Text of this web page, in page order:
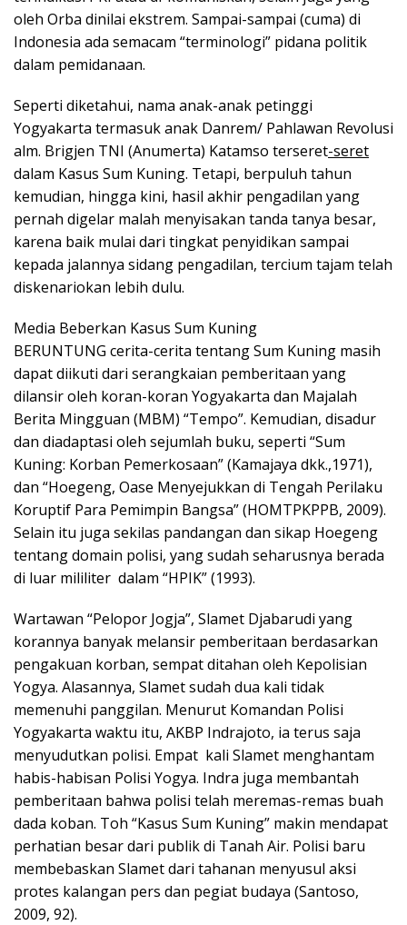
oleh Orba dinilai ekstrem. Sampai-sampai (cuma) di
Indonesia ada semacam “terminologi” pidana politik
dalam pemidanaan.
Seperti diketahui, nama anak-anak petinggi
Yogyakarta termasuk anak Danrem/ Pahlawan Revolusi
alm. Brigjen TNI (Anumerta) Katamso terseret-seret
dalam Kasus Sum Kuning. Tetapi, berpuluh tahun
kemudian, hingga kini, hasil akhir pengadilan yang
pernah digelar malah menyisakan tanda tanya besar,
karena baik mulai dari tingkat penyidikan sampai
kepada jalannya sidang pengadilan, tercium tajam telah
diskenariokan lebih dulu.
Media Beberkan Kasus Sum Kuning
BERUNTUNG cerita-cerita tentang Sum Kuning masih
dapat diikuti dari serangkaian pemberitaan yang
dilansir oleh koran-koran Yogyakarta dan Majalah
Berita Mingguan (MBM) “Tempo”. Kemudian, disadur
dan diadaptasi oleh sejumlah buku, seperti “Sum
Kuning: Korban Pemerkosaan” (Kamajaya dkk.,1971),
dan “Hoegeng, Oase Menyejukkan di Tengah Perilaku
Koruptif Para Pemimpin Bangsa” (HOMTPKPPB, 2009).
Selain itu juga sekilas pandangan dan sikap Hoegeng
tentang domain polisi, yang sudah seharusnya berada
di luar mililiter dalam “HPIK” (1993).
Wartawan “Pelopor Jogja”, Slamet Djabarudi yang
korannya banyak melansir pemberitaan berdasarkan
pengakuan korban, sempat ditahan oleh Kepolisian
Yogya. Alasannya, Slamet sudah dua kali tidak
memenuhi panggilan. Menurut Komandan Polisi
Yogyakarta waktu itu, AKBP Indrajoto, ia terus saja
menyudutkan polisi. Empat kali Slamet menghantam
habis-habisan Polisi Yogya. Indra juga membantah
pemberitaan bahwa polisi telah meremas-remas buah
dada koban. Toh “Kasus Sum Kuning” makin mendapat
perhatian besar dari publik di Tanah Air. Polisi baru
membebaskan Slamet dari tahanan menyusul aksi
protes kalangan pers dan pegiat budaya (Santoso,
2009, 92).